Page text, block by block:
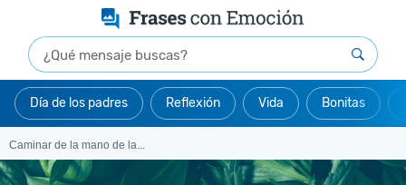
Día de los padres Reflexión Vida Bonitas
Caminar de la mano de la...